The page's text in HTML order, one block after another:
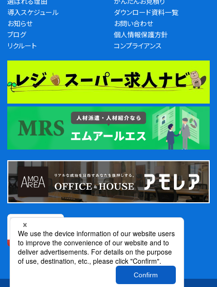
導入スケジュール
お知らせ
ブログ
リクルート
ダウンロード資料一覧
お問い合わせ
個人情報保護方針
コンプライアンス